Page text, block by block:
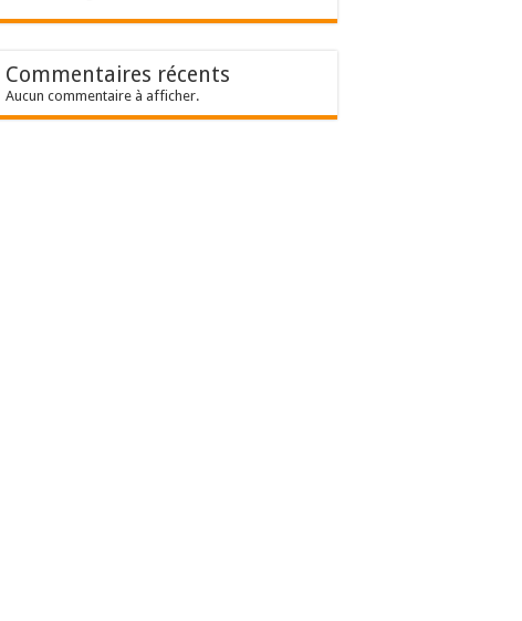
Commentaires récents
Aucun commentaire à afficher.